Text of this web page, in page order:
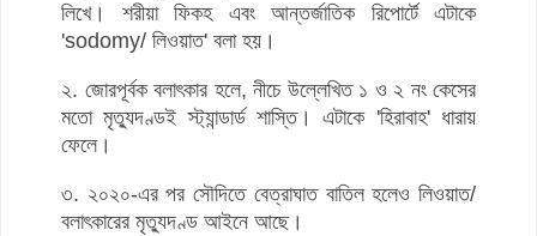
লিখে। শরীয়া ফিকহ এবং আন্তর্জাতিক রিপোর্টে এটাকে
'sodomy/ লিওয়াত' বলা হয়।
২. জোরপূর্বক বলাৎকার হলে, নীচে উল্লেখিত ১ ও ২ নং কেসের
মতো মৃত্যুদণ্ডই স্ট্যান্ডার্ড শাস্তি। এটাকে 'হিরাবাহ' ধারায়
ফেলে।
৩. ২০২০-এর পর সৌদিতে বেত্রাঘাত বাতিল হলেও লিওয়াত/
বলাৎকারের মৃত্যুদণ্ড আইনে আছে।